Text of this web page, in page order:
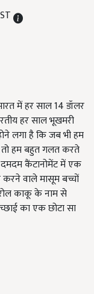
में हर साल 14 डॉलर
हर साल भूखमरी
लगा है कि जब भी हम
हम बहुत गलत करते
कैंटानोमेंट में एक
वाले मासूम बच्चों
रोल काकू के नाम से
का एक छोटा सा